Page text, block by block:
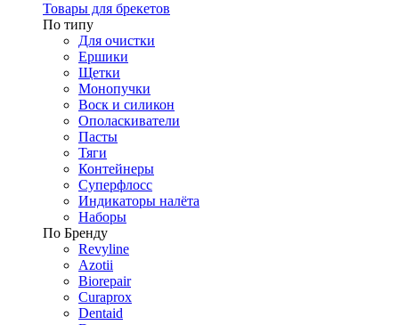
Товары для брекетов
По типу
Для очистки
Ершики
Щетки
Монопучки
Воск и силикон
Ополаскиватели
Пасты
Тяги
Контейнеры
Суперфлосс
Индикаторы налёта
Наборы
По Бренду
Revyline
Azotii
Biorepair
Curaprox
Dentaid